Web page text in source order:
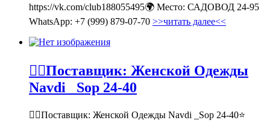
https://vk.com/club188055495🌍 Место: САДОВОД 24-95
WhatsApp: +7 (999) 879-07-70 >>читать далее<<
💁‍♂Поставщик: Женской Одежды
Navdi _Sop 24-40
💁‍♂Поставщик: Женской Одежды Navdi _Sop 24-40⭐